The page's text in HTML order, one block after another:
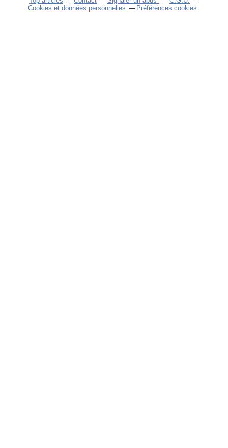
Cookies et données personnelles
Préférences cookies